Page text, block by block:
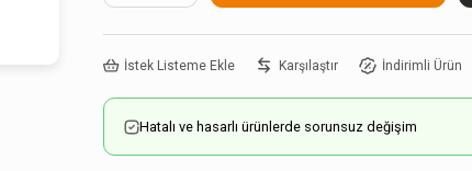
İstek Listeme Ekle Karşılaştır İndirimli Ürün
Hatalı ve hasarlı ürünlerde sorunsuz değişim